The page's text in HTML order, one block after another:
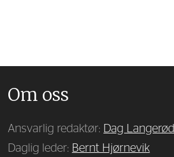
Om oss
Ansvarlig redaktør: Dag Langerød
Daglig leder: Bernt Hjørnevik